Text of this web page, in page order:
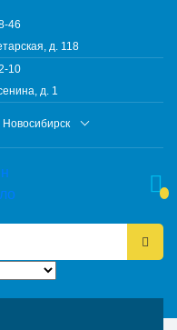
46
д. 118
10
д. 1
Новосибирск